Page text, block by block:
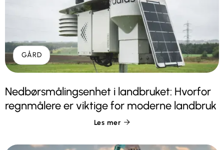
GÅRD
Nedbørsmålingsenhet i landbruket: Hvorfor
regnmålere er viktige for moderne landbruk
Les mer 